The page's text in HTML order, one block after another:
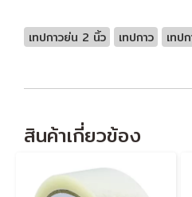
เทปกาวย่น 2 นิ้ว เทปกาว เทป
สินค้าเกี่ยวข้อง